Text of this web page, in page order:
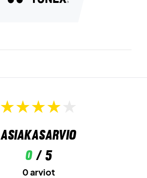
Asiakasarvio
0/ 5
0 arviot